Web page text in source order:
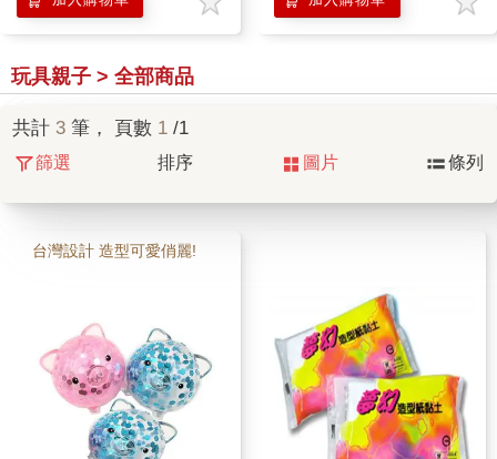
玩具親子 > 全部商品
共計 3 筆， 頁數 1 /1
篩選 排序 圖片 條列
台灣設計 造型可愛俏麗!